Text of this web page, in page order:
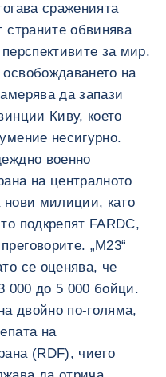
сраженията
страните обвинява
за мир.
на
да запази
Киву, което
несигурно.
военно
на централното
нови милиции, като
подкрепят FARDC,
„М23“
се оценява, че
000 до 5 000 бойци.
двойно по-голяма,
на
(RDF), чието